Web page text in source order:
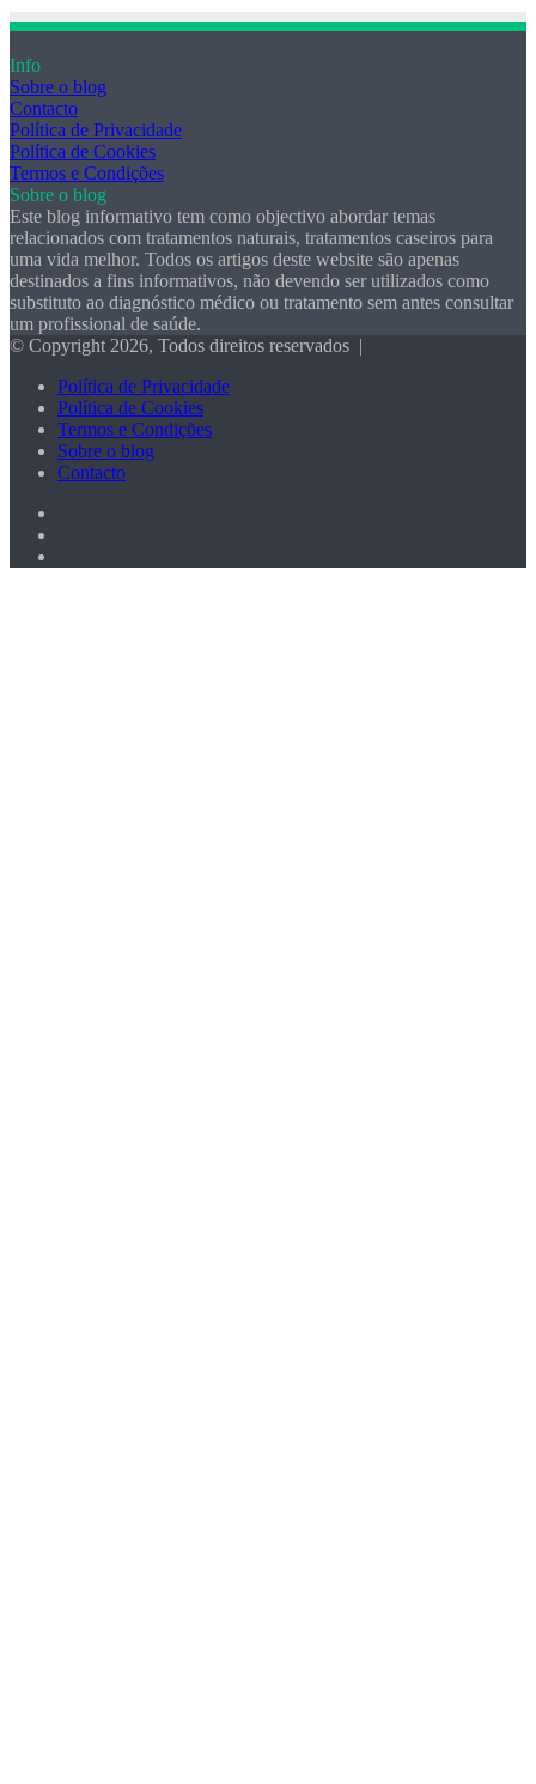
Info
Sobre o blog
Contacto
Política de Privacidade
Política de Cookies
Termos e Condições
Sobre o blog
Este blog informativo tem como objectivo abordar temas
relacionados com tratamentos naturais, tratamentos caseiros para
uma vida melhor. Todos os artigos deste website são apenas
destinados a fins informativos, não devendo ser utilizados como
substituto ao diagnóstico médico ou tratamento sem antes consultar
um profissional de saúde.
© Copyright 2026, Todos direitos reservados |
Política de Privacidade
Política de Cookies
Termos e Condições
Sobre o blog
Contacto